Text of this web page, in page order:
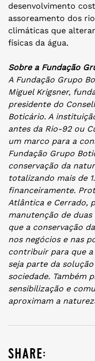
desenvolvimento
assoreamento dos
climáticas que
físicas da água.
Sobre a Fundação
A Fundação Grupo
Miguel Krigsner,
presidente do
Boticário. A
antes da Rio-92 ou
um marco para a
Fundação Grupo
conservação da
totalizando mais de
financeiramente.
Atlântica e Cerrado,
manutenção de
que a conservação
nos negócios e nas
contribuir para que
seja parte da
sociedade. Também
sensibilização e
aproximam a
share: